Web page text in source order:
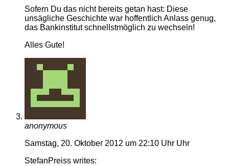
Sofern Du das nicht bereits getan hast: Diese
unsägliche Geschichte war hoffentlich Anlass genug,
das Bankinstitut schnellstmöglich zu wechseln!
Alles Gute!
anonymous
Samstag, 20. Oktober 2012 um 22:10 Uhr Uhr
StefanPreiss writes: